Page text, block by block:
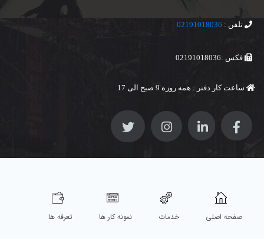
تلفن : 02191018036
فکس :02191018036
ساعت کار دفتر : همه روزه 9 صبح الی 17
صفحه اصلی خدمات نمونه کار ها تعرفه ها